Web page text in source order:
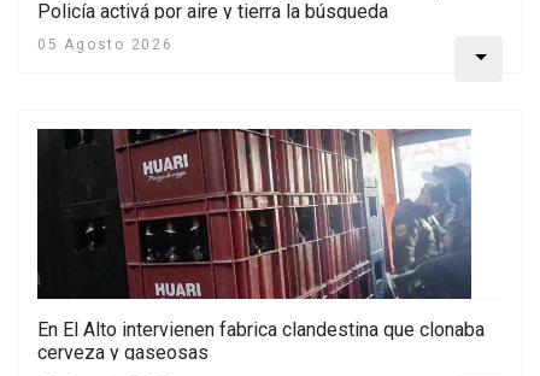
Policía activá por aire y tierra la búsqueda
05 Agosto 2026
En El Alto intervienen fabrica clandestina que clonaba
cerveza y gaseosas